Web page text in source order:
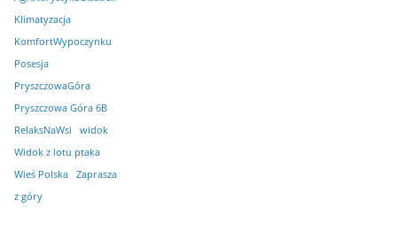
Klimatyzacja
KomfortWypoczynku
Posesja
PryszczowaGóra
Pryszczowa Góra 6B
RelaksNaWsi
widok
Widok z lotu ptaka
Wieś Polska
Zaprasza
z góry